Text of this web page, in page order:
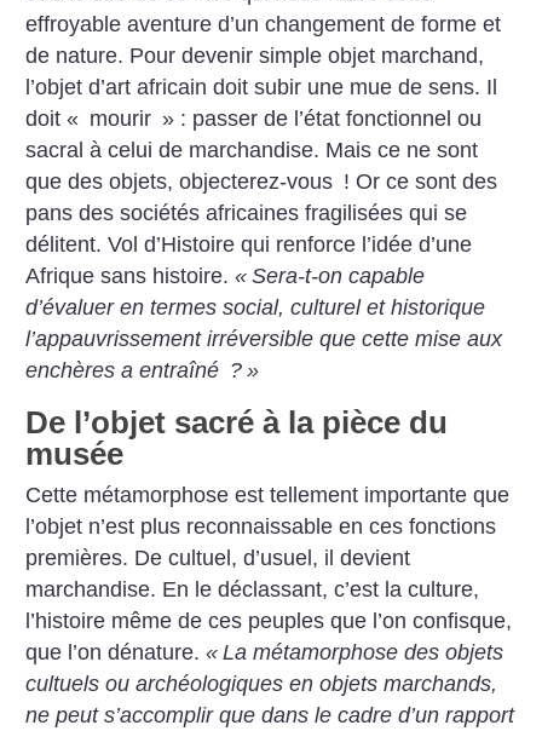
effroyable aventure d’un changement de forme et
de nature. Pour devenir simple objet marchand,
l’objet d’art africain doit subir une mue de sens. Il
doit « mourir » : passer de l’état fonctionnel ou
sacral à celui de marchandise. Mais ce ne sont
que des objets, objecterez-vous ! Or ce sont des
pans des sociétés africaines fragilisées qui se
délitent. Vol d’Histoire qui renforce l’idée d’une
Afrique sans histoire.« Sera-t-on capable
d’évaluer en termes social, culturel et historique
l’appauvrissement irréversible que cette mise aux
enchères a entraîné ? »
De l’objet sacré à la pièce du
musée
Cette métamorphose est tellement importante que
l’objet n’est plus reconnaissable en ces fonctions
premières. De cultuel, d’usuel, il devient
marchandise. En le déclassant, c’est la culture,
l’histoire même de ces peuples que l’on confisque,
que l’on dénature.« La métamorphose des objets
cultuels ou archéologiques en objets marchands,
ne peut s’accomplir que dans le cadre d’un rapport